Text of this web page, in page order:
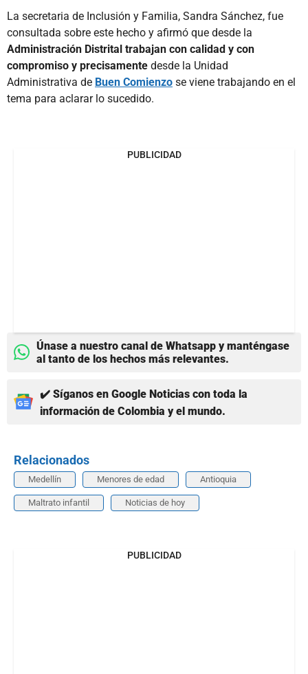
La secretaria de Inclusión y Familia, Sandra Sánchez, fue
consultada sobre este hecho y afirmó que desde la
Administración Distrital trabajan con calidad y con
compromiso y precisamente desde la Unidad
Administrativa de Buen Comienzo se viene trabajando en el
tema para aclarar lo sucedido.
PUBLICIDAD
Únase a nuestro canal de Whatsapp y manténgase
al tanto de los hechos más relevantes.
✔️ Síganos en Google Noticias con toda la
información de Colombia y el mundo.
Relacionados
Medellín Menores de edad Antioquia
Maltrato infantil Noticias de hoy
PUBLICIDAD